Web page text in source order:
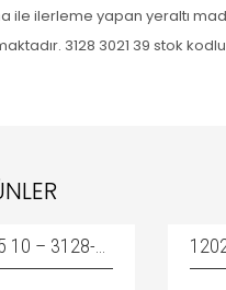
ile ilerleme yapan yeraltı
3128 3021 39 stok